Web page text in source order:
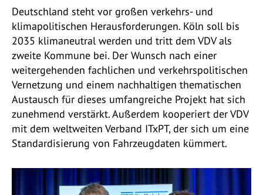
Deutschland steht vor großen verkehrs- und
klimapolitischen Herausforderungen. Köln soll bis
2035 klimaneutral werden und tritt dem VDV als
zweite Kommune bei. Der Wunsch nach einer
weitergehenden fachlichen und verkehrspolitischen
Vernetzung und einem nachhaltigen thematischen
Austausch für dieses umfangreiche Projekt hat sich
zunehmend verstärkt. Außerdem kooperiert der VDV
mit dem weltweiten Verband ITxPT, der sich um eine
Standardisierung von Fahrzeugdaten kümmert.